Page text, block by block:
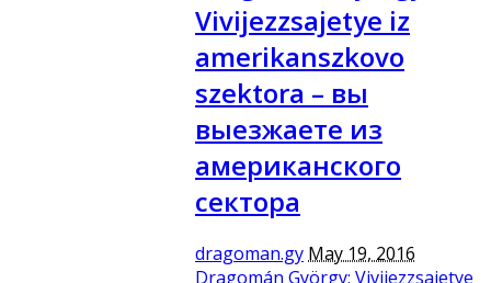
Vivijezzsajetye iz
amerikanszkovo
szektora – вы
выезжаете из
американского
сектора
dragoman.gy May 19, 2016
Dragomán György: Vivijezzsajetye